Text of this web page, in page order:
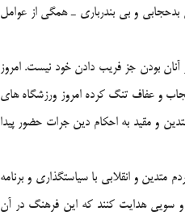
و بي بندرباري ـ همگي از عوامل
بودن جز فريب دادن خود نيست. امروز
و عفاف تنگ كرده امروز ورزشگاه هاي
و مقيد به احكام دين جرات حضور پيدا
متدين و انقلابي با سياستگذاري و برنامه
سويي هدايت كنند كه اين فرهنگ در آن